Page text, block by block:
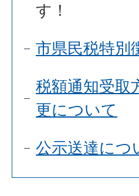
す！
市県民税特別
税額通知受取
更について
公示送達につ